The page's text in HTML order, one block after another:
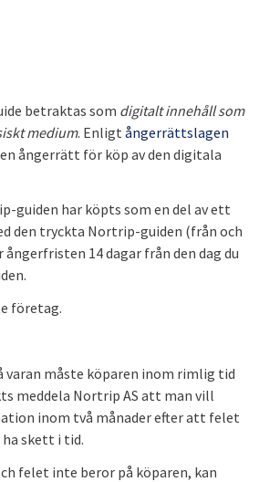
betraktas som digitalt innehåll som
medium. Enligt ångerrättslagen
ångerrätt för köp av den digitala
guiden har köpts som en del av ett
den tryckta Nortrip-guiden (från och
ångerfristen 14 dagar från den dag du
företag.
måste köparen inom rimlig tid
meddela Nortrip AS att man vill
inom två månader efter att felet
skett i tid.
felet inte beror på köparen, kan